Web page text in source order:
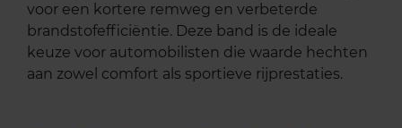
voor een kortere remweg en verbeterde
brandstofefficiëntie. Deze band is de ideale
keuze voor automobilisten die waarde hechten
aan zowel comfort als sportieve rijprestaties.